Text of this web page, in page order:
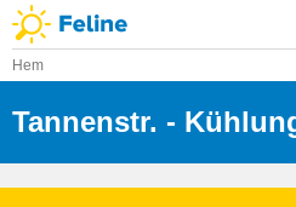
Hem
Tannenstr.
- 18225
-